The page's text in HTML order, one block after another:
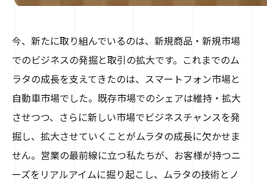
今、新たに取り組んでいるのは、新規商品・新規市場
でのビジネスの発掘と取引の拡大です。これまでのム
ラタの成長を支えてきたのは、スマートフォン市場と
自動車市場でした。既存市場でのシェアは維持・拡大
させつつ、さらに新しい市場でビジネスチャンスを発
掘し、拡大させていくことがムラタの成長に欠かせま
せん。営業の最前線に立つ私たちが、お客様が持つニ
ーズをリアルアイムに掘り起こし、ムラタの技術とノ